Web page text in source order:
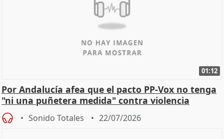
01:12
Por Andalucía afea que el pacto PP-Vox no tenga
"ni una puñetera medida" contra violencia
machista
Sonido Totales 22/07/2026